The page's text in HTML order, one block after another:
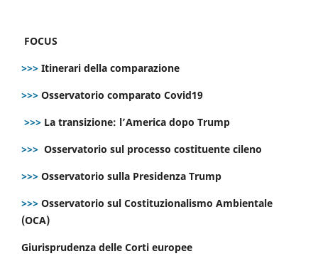
FOCUS
>>> Itinerari della comparazione
>>> Osservatorio comparato Covid19
>>> La transizione: l’America dopo Trump
>>> Osservatorio sul processo costituente cileno
>>> Osservatorio sulla Presidenza Trump
>>> Osservatorio sul Costituzionalismo Ambientale
(OCA)
Giurisprudenza delle Corti europee